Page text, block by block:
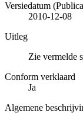
Versiedatum
2010-12-08
Uitleg
Zie vermelde
Conform verklaard
Ja
Algemene